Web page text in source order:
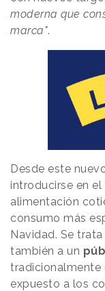
moderna que
marca".
Desde este
introducirse en
alimentación
consumo más
Navidad. Se
también a un
tradicionalmente
expuesto a los